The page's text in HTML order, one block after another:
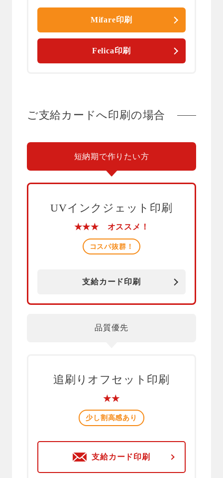
Mifare印刷
Felica印刷
ご支給カードへ印刷の場合
短納期で作りたい方
UVインクジェット印刷
★★★ オススメ！
コスパ抜群！
支給カード印刷
品質優先
追刷りオフセット印刷
★★
少し割高感あり
支給カード印刷